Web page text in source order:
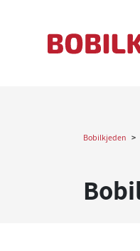
Bobilkjeden >